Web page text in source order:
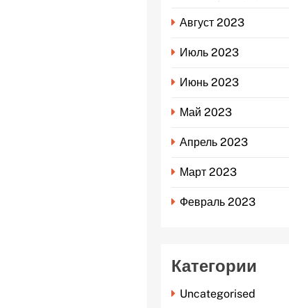
Август 2023
Июль 2023
Июнь 2023
Май 2023
Апрель 2023
Март 2023
Февраль 2023
Категории
Uncategorised